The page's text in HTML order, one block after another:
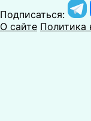
Подписаться:
О сайте Политика